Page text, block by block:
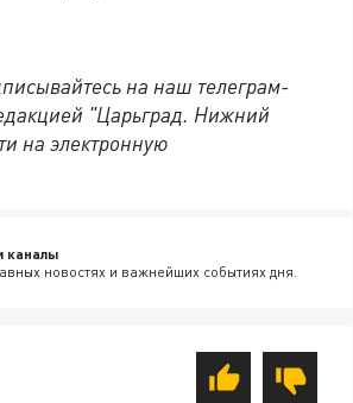
на наш телеграм-
"Царьград. Нижний
на электронную
каналы
новостях и важнейших событиях дня.